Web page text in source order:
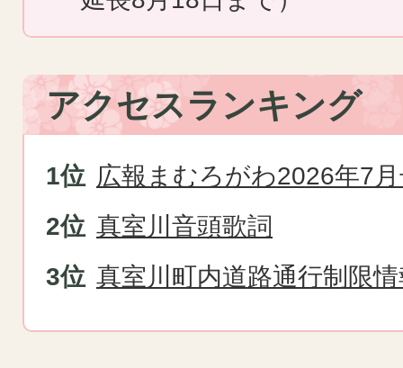
アクセスランキング
広報まむろがわ2026年7
真室川音頭歌詞
真室川町内道路通行制限